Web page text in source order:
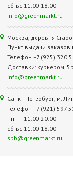
сб-вс 11:00-18:00
info@greenmarkt.ru
Москва, деревня
Пункт выдачи заказов
Телефон +7 (925) 320
Доставки: курьером,
info@greenmarkt.ru
Санкт-Петербург, м.
Телефон +7 (921) 597
пн-пт 11:00-20:00
сб-вс 11:00-18:00
spb@greenmarkt.ru